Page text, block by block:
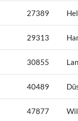
27389
29313
30855
40489
47877